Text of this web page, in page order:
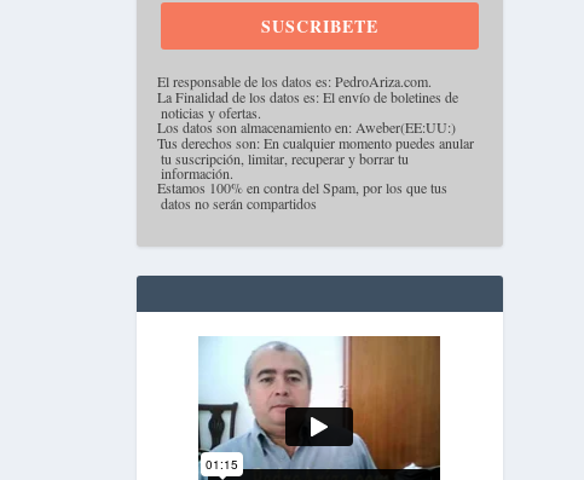
SUSCRIBETE
El responsable de los datos es: PedroAriza.com.
La Finalidad de los datos es: El envío de boletines de
noticias y ofertas.
Los datos son almacenamiento en: Aweber(EE:UU:)
Tus derechos son: En cualquier momento puedes anular
tu suscripción, limitar, recuperar y borrar tu
información.
Estamos 100% en contra del Spam, por los que tus
datos no serán compartidos